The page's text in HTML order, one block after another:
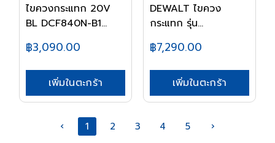
ไขควงกระแทก 20V
BL DCF840N-B1
฿3,090.00
เพิ่มในตะกร้า
DEWALT ไขควง
กระแทก รุ่น
฿7,290.00
เพิ่มในตะกร้า
‹ 1 2 3 4 5 ›